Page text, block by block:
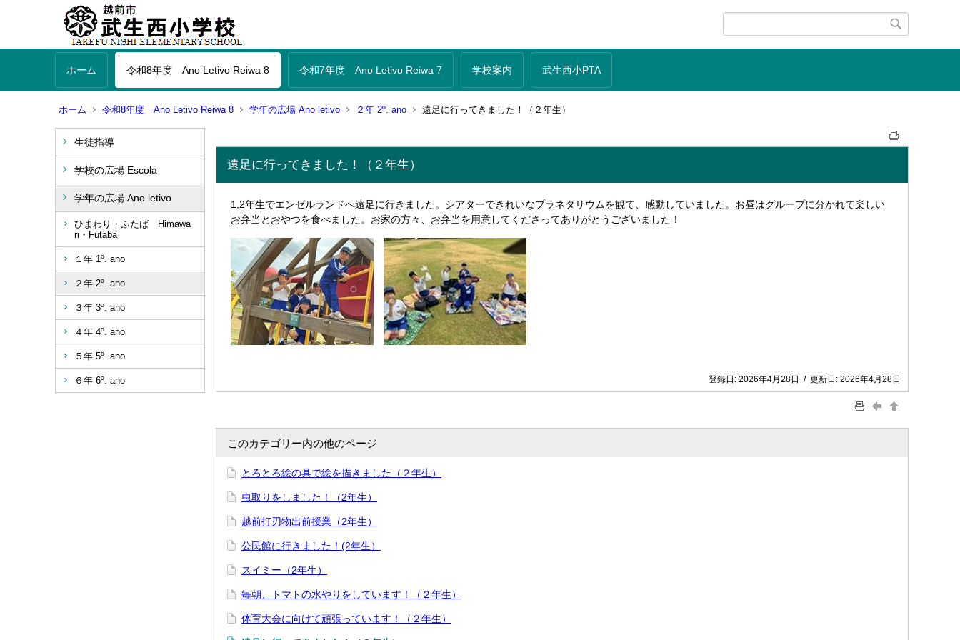
ホーム 令和8年度 Ano Letivo Reiwa 8 令和7年度 Ano Letivo Reiwa 7 学校案内 武生西小PTA
ホーム 令和8年度 Ano Letivo Reiwa 8 学年の広場 Ano letivo ２年 2º. ano 遠足に行ってきました！（２年生）
生徒指導
学校の広場 Escola
学年の広場 Ano letivo
ひまわり・ふたば Himawa
ri・Futaba
１年 1º. ano
２年 2º. ano
３年 3º. ano
４年 4º. ano
５年 5º. ano
６年 6º. ano
遠足に行ってきました！（２年生）
1,2年生でエンゼルランドへ遠足に行きました。シアターできれいなプラネタリウムを観て、感動していました。お昼はグループに分かれて楽しい
お弁当とおやつを食べました。お家の方々、お弁当を用意してくださってありがとうございました！
登録日: 2026年4月28日 / 更新日: 2026年4月28日
このカテゴリー内の他のページ
とろとろ絵の具で絵を描きました（２年生）
虫取りをしました！（2年生）
越前打刃物出前授業（2年生）
公民館に行きました！(2年生）
スイミー（2年生）
毎朝、トマトの水やりをしています！（２年生）
体育大会に向けて頑張っています！（２年生）